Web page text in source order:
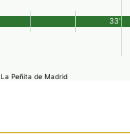
La Peñita de Madrid
33'